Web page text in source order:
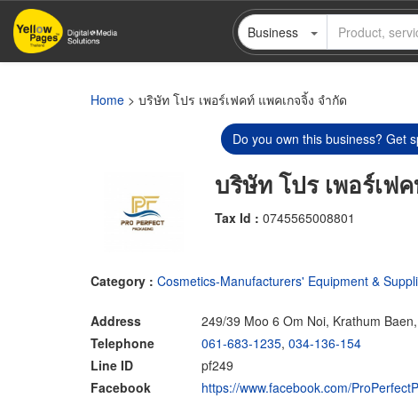
Skip
main
Business
Home > บริษัท โปร เพอร์เฟคท์ แพคเกจจิ้ง จำกัด
Do you own this business? Get
บริษัท โปร เพอร์เฟ
Tax Id : 0745565008801
Category : Cosmetics-Manufacturers' Equipment &
Address
249/39 Moo 6 Om Noi, Krathum
Telephone
061-683-1235, 034-136-154
Line ID
pf249
Facebook
https://www.facebook.com/